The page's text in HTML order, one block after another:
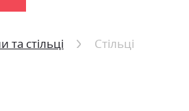
та стільці Стільці